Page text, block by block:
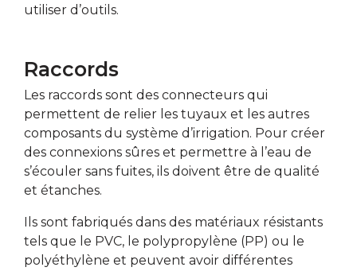
utiliser d’outils.
Raccords
Les raccords sont des connecteurs qui
permettent de relier les tuyaux et les autres
composants du système d’irrigation. Pour créer
des connexions sûres et permettre à l’eau de
s’écouler sans fuites, ils doivent être de qualité
et étanches.
Ils sont fabriqués dans des matériaux résistants
tels que le PVC, le polypropylène (PP) ou le
polyéthylène et peuvent avoir différentes